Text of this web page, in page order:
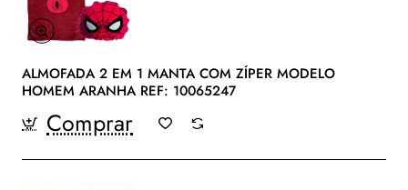
ALMOFADA 2 EM 1 MANTA COM ZÍPER MODELO
HOMEM ARANHA REF: 10065247
Comprar